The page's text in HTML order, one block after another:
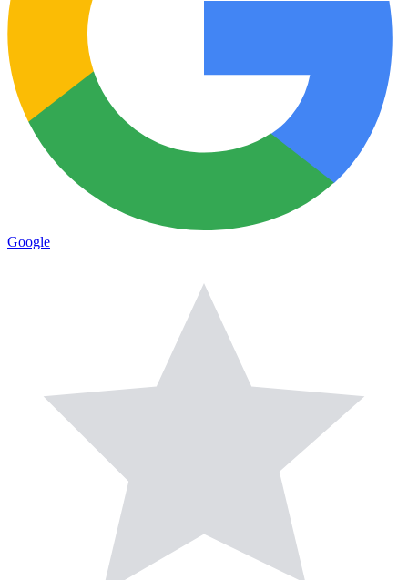
Google